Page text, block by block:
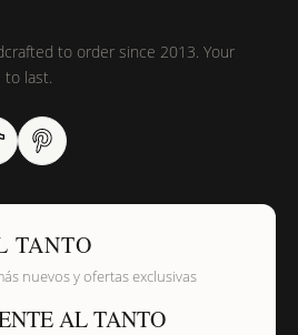
to order since 2013. Your
last.
TANTO
nuevos y ofertas exclusivas
AL TANTO